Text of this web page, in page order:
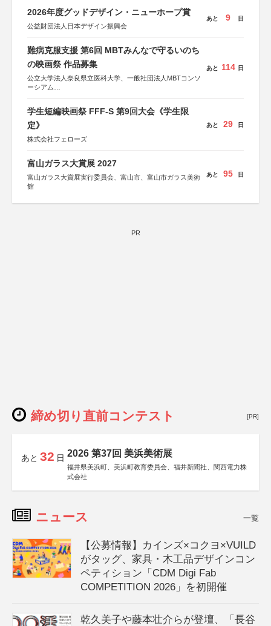
2026年度グッドデザイン・ニューホープ賞
公益財団法人日本デザイン振興会
あと 9 日
難病克服支援 第6回 MBTみんなで守るいのち
の映画祭 作品募集
公立大学法人奈良県立医科大学、一般社団法人MBTコンソ
ーシアム
協力：読売新聞社
後援：厚生労働省
文部科学省
日本経済団体連合会
「“よい仕事おこし”フェア」実行委員会
関西文化学術研究都市推進機構
東京難病団体連絡協議会
あと 114 日
学生短編映画祭 FFF-S 第9回大会《学生限
定》
株式会社フェローズ
あと 29 日
富山ガラス大賞展 2027
富山ガラス大賞展実行委員会、富山市、富山市ガラス美術
館
あと 95 日
PR
締め切り直前コンテスト [PR]
あと 32 日 2026 第37回 美浜美術展
福井県美浜町、美浜町教育委員会、福井新聞社、関西電力株
式会社
ニュース 一覧
【公募情報】カインズ×コクヨ×VUILD
がタッグ、家具・木工品デザインコン
ペティション「CDM Digi Fab
COMPETITION 2026」を初開催
乾久美子や藤本壮介らが登壇、「長谷